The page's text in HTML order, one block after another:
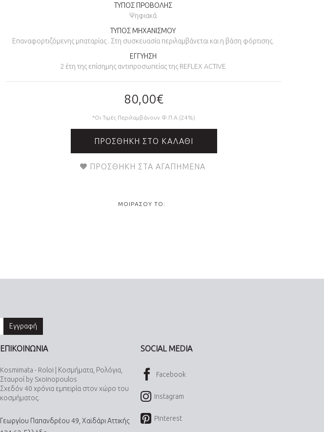
ΤΥΠΟΣ ΠΡΟΒΟΛΗΣ
Ψηφιακά
ΤΥΠΟΣ ΜΗΧΑΝΙΣΜΟΥ
Επαναφορτιζόμενης μπαταρίας . Στη συσκευασία περιλαμβάνεται και η βάση φόρτισης.
ΕΓΓΥΗΣΗ
2 έτη της επίσημης αντιπροσωπείας της REFLEX ACTIVE
80,00€
*Οι Τιμές Περιλαμβάνουν Φ.Π.Α.(24%)
ΠΡΟΣΘΉΚΗ ΣΤΟ ΚΑΛΆΘΙ
ΠΡΟΣΘΉΚΗ ΣΤΑ ΑΓΑΠΗΜΈΝΑ
ΜΟΙΡΆΣΟΥ ΤΟ:
Εγγραφή
ΕΠΙΚΟΙΝΩΝΙΑ
Kosmimata - Roloi | Κοσμήματα, Ρολόγια,
Σταυροί by Sxoinopoulos
Σχεδόν 40 χρόνια εμπειρία στον χώρο του
κοσμήματος.
Γεωργίου Παπανδρέου 49, Χαϊδάρι Αττικής
SOCIAL MEDIA
Facebook
Instagram
Pinterest